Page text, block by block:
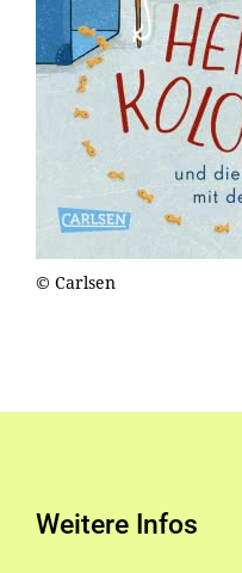
© Carlsen
Weitere Infos